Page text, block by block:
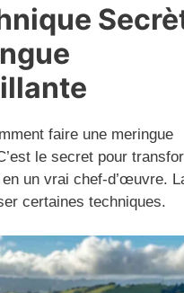
faire une meringue
le secret pour
un vrai chef-d’œuvre.
certaines techniques.